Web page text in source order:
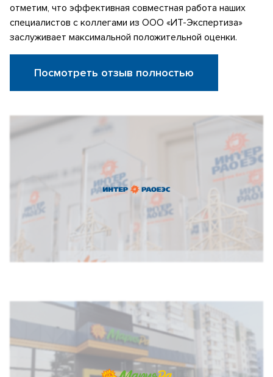
отметим, что эффективная совместная работа наших
специалистов с коллегами из ООО «ИТ-Экспертиза»
заслуживает максимальной положительной оценки.
Посмотреть отзыв полностью